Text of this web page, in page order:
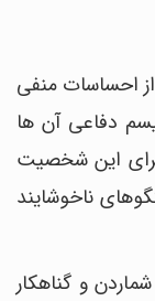
احساسات منفی
دفاعی آن ها
این شخصیت
ناخوشایند
و گناهکار